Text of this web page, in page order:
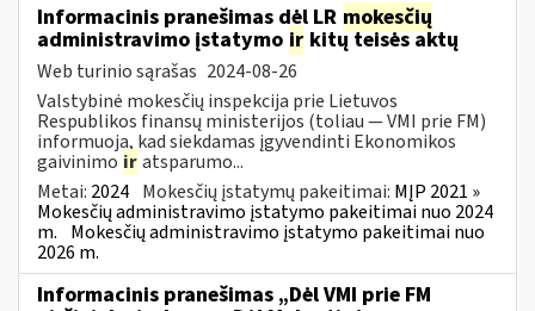
Informacinis pranešimas dėl LR mokesčių
administravimo įstatymo ir kitų teisės aktų
Web turinio sąrašas 2024-08-26
Valstybinė mokesčių inspekcija prie Lietuvos
Respublikos finansų ministerijos (toliau — VMI prie FM)
informuoja, kad siekdamas įgyvendinti Ekonomikos
gaivinimo iratsparumo...
Metai: 2024 Mokesčių įstatymų pakeitimai: MĮP 2021 »
Mokesčių administravimo įstatymo pakeitimai nuo 2024
m. Mokesčių administravimo įstatymo pakeitimai nuo
2026 m.
Informacinis pranešimas „Dėl VMI prie FM